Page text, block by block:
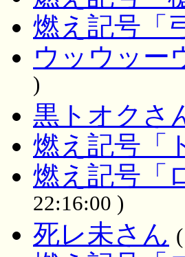
燃え記号「
ウッウッー
)
黒トオクさ
燃え記号「
燃え記号「
22:16:00 )
死レ未さん (